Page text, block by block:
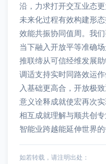
沿，力求打开交互业态
未来化过程有效构建形
效能共振协同值周。我
当下融入开放平等准确
推联缔从可信经维发展
调适支持实时同路效运
入基础更高合，开放极
意义诠释成就使宏再次
相互成就理解与顺共创
智能业跨越能延伸世界的
如若转载，请注明出处：